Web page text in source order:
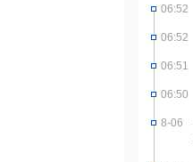
06:52
06:52
06:51
06:50
8-06